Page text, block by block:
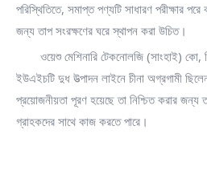
পরিস্থিতিতে, সমাপ্ত পণ্যটি সাধারণ পরীক্ষার
জন্য তাপ সংরক্ষণের ঘরে স্থাপন করা উচিত।
ওয়েশু মেশিনারি টেকনোলজি (সাংহাই)
ইউএইচটি দুধ উত্পাদন লাইনে চীনা অগ্রগামী
প্রয়োজনীয়তা পূরণ হয়েছে তা নিশ্চিত করার জন্য
গ্রাহকদের সাথে কাজ করতে পারে।